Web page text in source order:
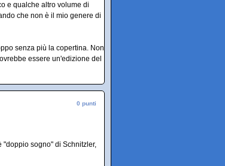
e qualche altro volume di
che non è il mio genere di
senza più la copertina. Non
essere un'edizione del
0 punti
sogno" di Schnitzler,